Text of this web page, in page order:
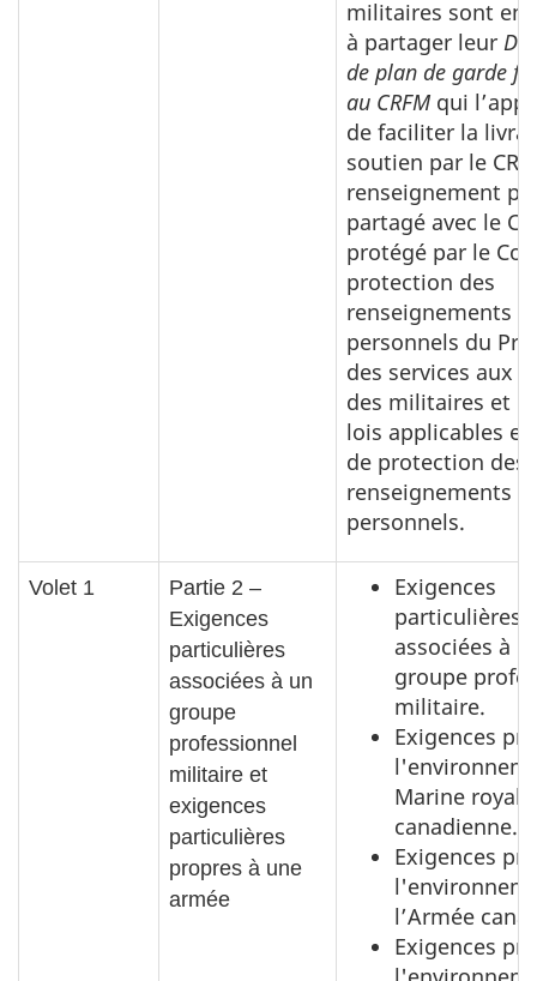
militaires sont
à partager leur
de plan de garde
au CRFM qui
de faciliter la
soutien par le
renseignement
partagé avec le
protégé par le
protection des
renseignements
personnels du
des services aux
des militaires et
lois applicables
de protection des
renseignements
personnels.
Volet 1
Partie 2 –
Exigences
particulières
associées à un
groupe
professionnel
militaire et
exigences
particulières
propres à une
armée
Exigences
particulières
associées à
groupe
militaire.
Exigences
Marine royale
canadienne.
Exigences
l’Armée
Exigences